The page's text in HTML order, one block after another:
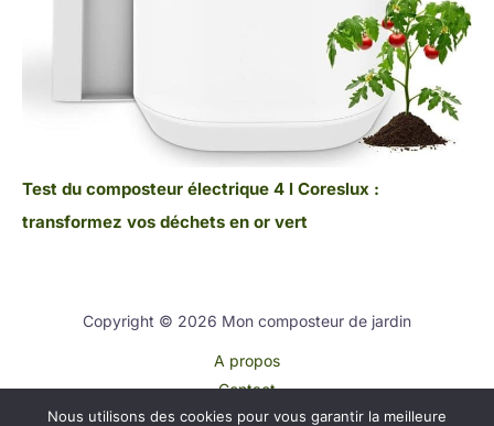
Test du composteur électrique 4 l Coreslux :
transformez vos déchets en or vert
Copyright © 2026 Mon composteur de jardin
A propos
Contact
Plan du site
Nous utilisons des cookies pour vous garantir la meilleure